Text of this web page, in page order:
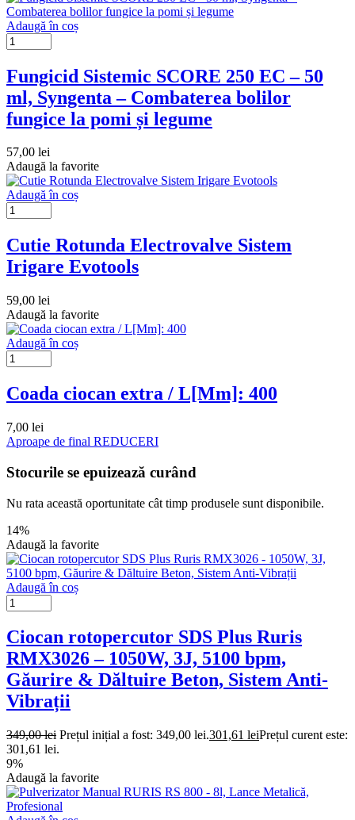
Adaugă în coș
Fungicid Sistemic SCORE 250 EC – 50
ml, Syngenta – Combaterea bolilor
fungice la pomi și legume
57,00 lei
Adaugă la favorite
Adaugă în coș
Cutie Rotunda Electrovalve Sistem
Irigare Evotools
59,00 lei
Adaugă la favorite
Adaugă în coș
Coada ciocan extra / L[Mm]: 400
7,00 lei
Aproape de final REDUCERI
Stocurile se epuizează curând
Nu rata această oportunitate cât timp produsele sunt disponibile.
14%
Adaugă la favorite
Adaugă în coș
Ciocan rotopercutor SDS Plus Ruris
RMX3026 – 1050W, 3J, 5100 bpm,
Găurire & Dăltuire Beton, Sistem Anti-
Vibrații
349,00lei Prețul inițial a fost: 349,00 lei.301,61 leiPrețul curent este:
301,61 lei.
9%
Adaugă la favorite